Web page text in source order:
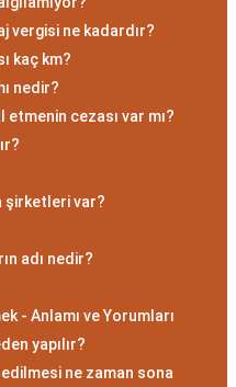
güçlü bir karaktere
Karizmatik ve
Akrep burcu
ve tutkulu
bağlar kurabilirler.
de
ve Zeki
gizemli bir aura ile
vergisi ne kadardır?
kaç km?
nedir?
cezası var mı?
şirketleri var?
adı nedir?
- Anlamı ve Yorumları
yapılır?
ne zaman sona